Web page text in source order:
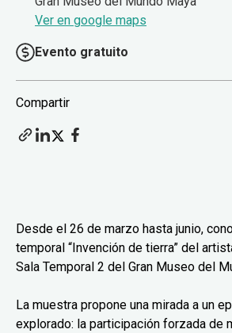
Ver en google maps
Evento gratuito
Compartir
Desde el 26 de marzo hasta junio,
temporal “Invención de tierra” del
Sala Temporal 2 del Gran Museo del
La muestra propone una mirada a un
explorado: la participación forzada de